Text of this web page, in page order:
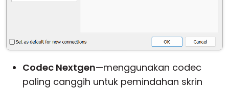
Codec Nextgen—menggunakan codec
paling canggih untuk pemindahan skrin